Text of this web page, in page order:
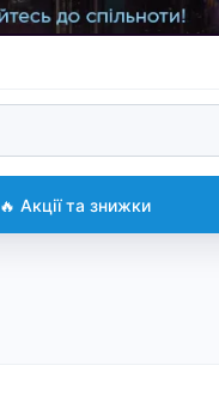
🔥 Акції та знижки